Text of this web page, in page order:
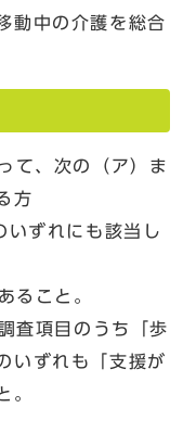
動中の介護を総合
て、次の（ア）ま
方
いずれにも該当し
ること。
項目のうち「歩
いずれも「支援が
。